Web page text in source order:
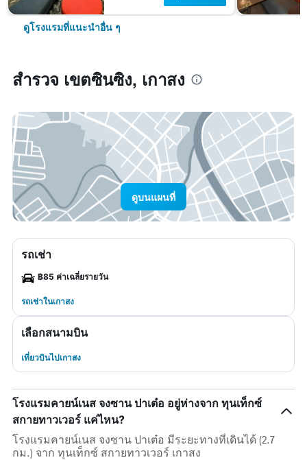
ดูโรงแรมที่แนะนำอื่น ๆ
สำรวจ เขตซินซิง, เกาสง
ดูบนแผนที่
รถเช่า
฿85 ค่าเฉลี่ยรายวัน
รถเช่าในเกาสง
เลือกสนามบิน
เที่ยวบินไปเกาสง
โรงแรมคายน์เนส จงซาน ปาเต๋อ อยู่ห่างจาก ทุนเท็กซ์
สกายทาวเวอร์ แค่ไหน?
โรงแรมคายน์เนส จงซาน ปาเต๋อ มีระยะทางที่เดินได้ (2.7
กม.) จาก ทุนเท็กซ์ สกายทาวเวอร์ เกาสง